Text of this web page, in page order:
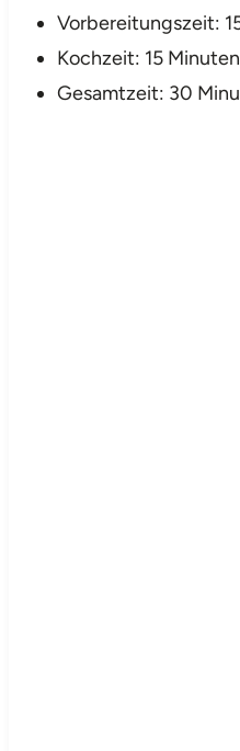
Vorbereitungszeit:
Kochzeit: 15 Minuten
Gesamtzeit: 30